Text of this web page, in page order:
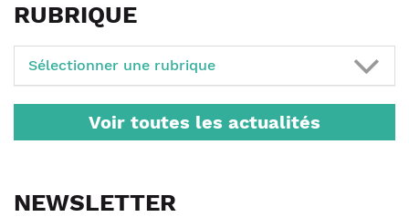
RUBRIQUE
Sélectionner une rubrique
Voir toutes les actualités
NEWSLETTER